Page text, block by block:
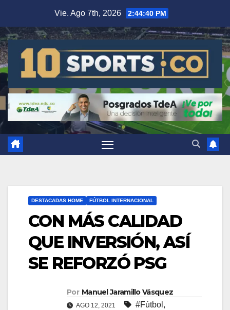
Vie. Ago 7th, 2026 2:44:41 PM
DESTACADAS HOME FÚTBOL INTERNACIONAL
CON MÁS CALIDAD
QUE INVERSIÓN, ASÍ
SE REFORZÓ PSG
Por Manuel Jaramillo Vásquez
AGO 12, 2021 #Fútbol ,